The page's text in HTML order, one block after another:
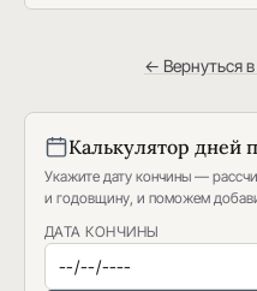
← Вернуться в
Калькулятор дней
Укажите дату кончины —
и годовщину, и поможем
ДАТА КОНЧИНЫ